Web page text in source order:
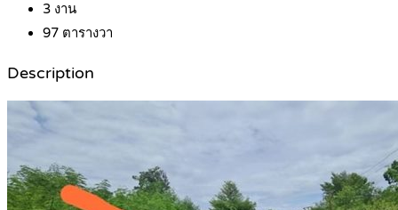
3 งาน
97 ตารางวา
Description